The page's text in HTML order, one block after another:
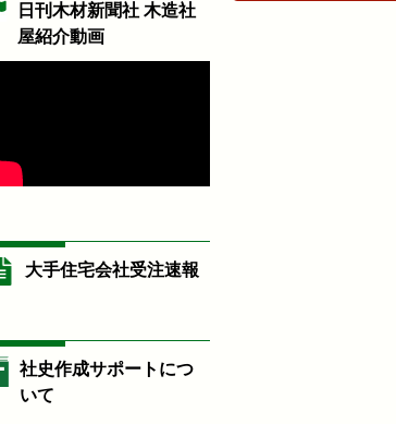
日刊木材新聞社 木造社
屋紹介動画
大手住宅会社受注速報
社史作成サポートにつ
いて